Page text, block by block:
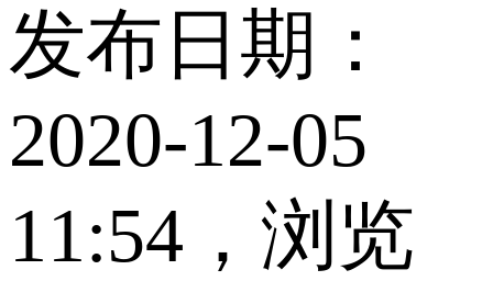
发布日期：
2020-12-05
11:54，浏览